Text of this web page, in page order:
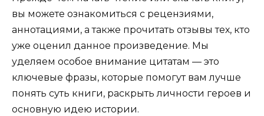
вы можете ознакомиться с рецензиями,
аннотациями, а также прочитать отзывы тех, кто
уже оценил данное произведение. Мы
уделяем особое внимание цитатам — это
ключевые фразы, которые помогут вам лучше
понять суть книги, раскрыть личности героев и
основную идею истории.